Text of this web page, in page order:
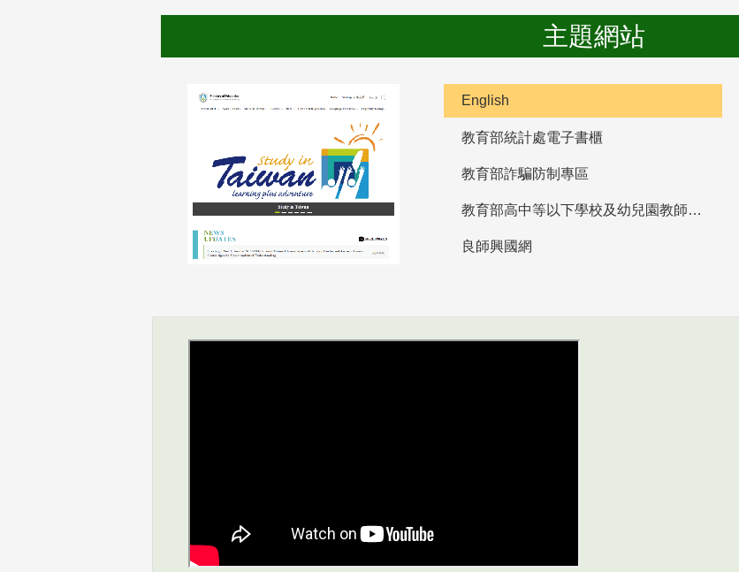
主題網站
English
教育部統計處電子書櫃
教育部詐騙防制專區
教育部高中等以下學校及幼兒園教師資格檢定考試
良師興國網